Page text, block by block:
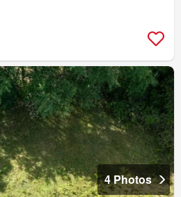
4 Photos